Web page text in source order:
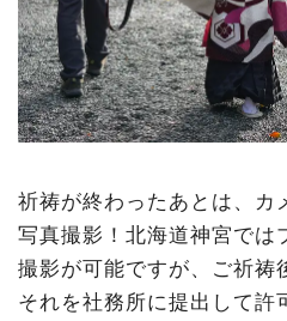
祈祷が終わったあとは、カ
写真撮影！北海道神宮では
撮影が可能ですが、ご祈祷
それを社務所に提出して許